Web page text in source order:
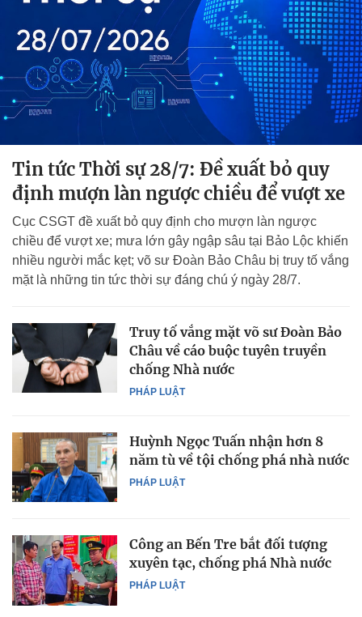
Tin tức Thời sự 28/7: Đề xuất bỏ quy
định mượn làn ngược chiều để vượt xe
Cục CSGT đề xuất bỏ quy định cho mượn làn ngược
chiều để vượt xe; mưa lớn gây ngập sâu tại Bảo Lộc khiến
nhiều người mắc kẹt; võ sư Đoàn Bảo Châu bị truy tố vắng
mặt là những tin tức thời sự đáng chú ý ngày 28/7.
PHÁP LUẬT
Truy tố vắng mặt võ sư Đoàn Bảo
Châu về cáo buộc tuyên truyền
chống Nhà nước
PHÁP LUẬT
Huỳnh Ngọc Tuấn nhận hơn 8
năm tù về tội chống phá nhà nước
PHÁP LUẬT
Công an Bến Tre bắt đối tượng
xuyên tạc, chống phá Nhà nước